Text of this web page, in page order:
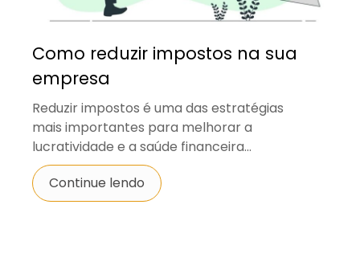
Como reduzir impostos na sua
empresa
Reduzir impostos é uma das estratégias
mais importantes para melhorar a
lucratividade e a saúde financeira...
Continue lendo